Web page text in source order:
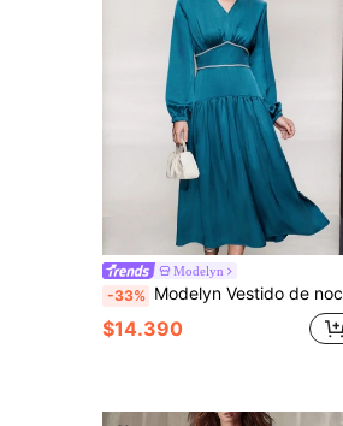
Modelyn
-33% Modelyn Vestido de noche largo con mangas de linterna y parche de cinturón tejido
$14.390